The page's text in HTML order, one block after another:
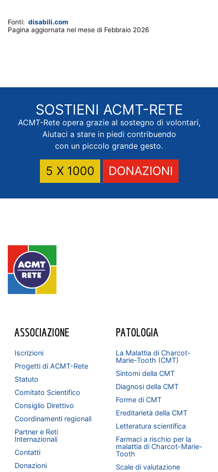
Fonti: disabili.com
Pagina aggiornata nel mese di Febbraio 2026
SOSTIENI ACMT-RETE
ACMT-Rete opera grazie al sostegno di volontari,
Aiutaci a stare in piedi contribuendo
con un piccolo grande gesto.
5 X 1000 DONAZIONI
ASSOCIAZIONE
Iscrizioni
Progetti di ACMT-Rete
Statuto
Comitato Scientifico
Consiglio Direttivo
Coordinamenti regionali
Partner e Reti
Internazionali
Contatti
Donazioni
PATOLOGIA
La Malattia di Charcot-
Marie-Tooth (CMT)
Sintomi della CMT
Diagnosi della CMT
Forme di CMT
Ereditarietà della CMT
Letteratura scientifica
Farmaci a rischio per la
malattia di Charcot-Marie-
Tooth
Scale di valutazione